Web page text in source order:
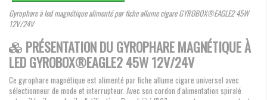
Gyrophare à led magnétique alimenté par fiche allume cigare GYROBOX®EAGLE2 45W
12V/24V
PRÉSENTATION DU GYROPHARE MAGNÉTIQUE À
LED GYROBOX®EAGLE2 45W 12V/24V
Ce gyrophare magnétique est alimenté par fiche allume cigare universel avec
sélectionneur de mode et interrupteur. Avec son cordon d'alimentation spiralé